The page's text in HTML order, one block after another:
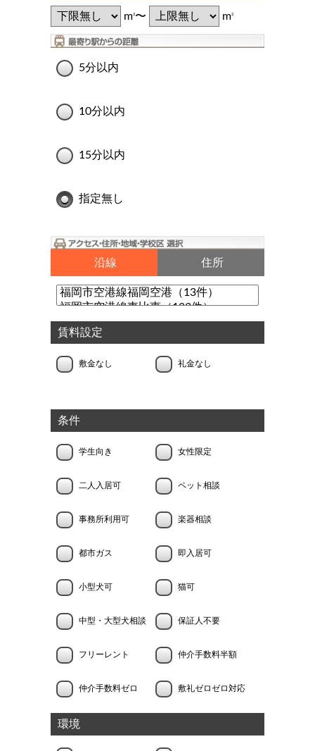
m2〜 m2
5分以内
10分以内
15分以内
指定無し
沿線 住所
賃料設定
敷金なし 礼金なし
条件
学生向き 女性限定
二人入居可 ペット相談
事務所利用可 楽器相談
都市ガス 即入居可
小型犬可 猫可
中型・大型犬相談 保証人不要
フリーレント 仲介手数料半額
仲介手数料ゼロ 敷礼ゼロゼロ対応
環境